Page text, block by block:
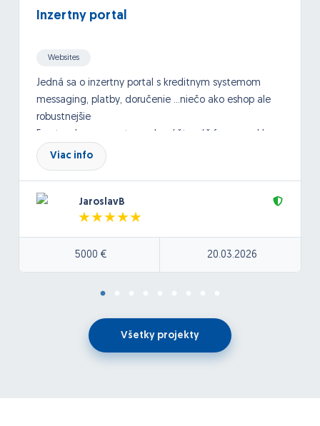
Inzertny portal
Websites
Jedná sa o inzertny portal s kreditnym systemom
messaging, platby, doručenie ...niečo ako eshop ale
robustnejšie
nativny optimalizovany kod ziadne cms, rýchly user
Upredonostňujeme človeka s referenciami v
rovnakom alebo približnom segmente
spoluprácu
vybraným dodávateľom
Viac info
JaroslavB
5000 € 20.03.2026
Všetky projekty